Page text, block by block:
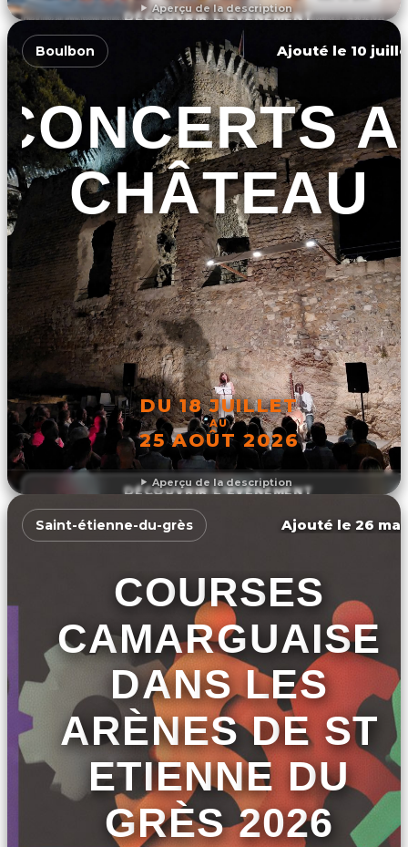
Aperçu de la description
DÉCOUVRIR L'ÉVÉNEMENT
Aperçu de la description
Boulbon Ajouté le 10
CHÂTEAU
DU 18 JUILLET
AU
25 AOÛT 2026
DÉCOUVRIR L'ÉVÉNEMENT
Saint-étienne-du-grès Ajouté le 26
COURSES
CAMARGUAISE
DANS LES
ARÈNES DE ST
ETIENNE DU
GRÈS 2026